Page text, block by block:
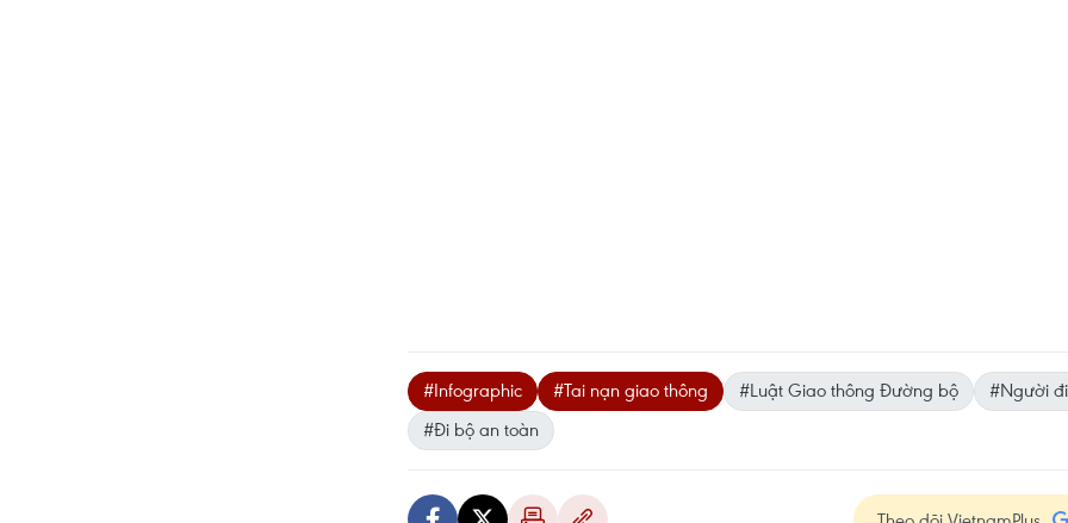
#Infographic #Tai nạn giao thông #Luật Giao thông Đường bộ
#Người
#Đi bộ an toàn